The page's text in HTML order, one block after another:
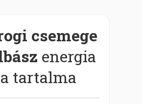
csemege
energia
tartalma